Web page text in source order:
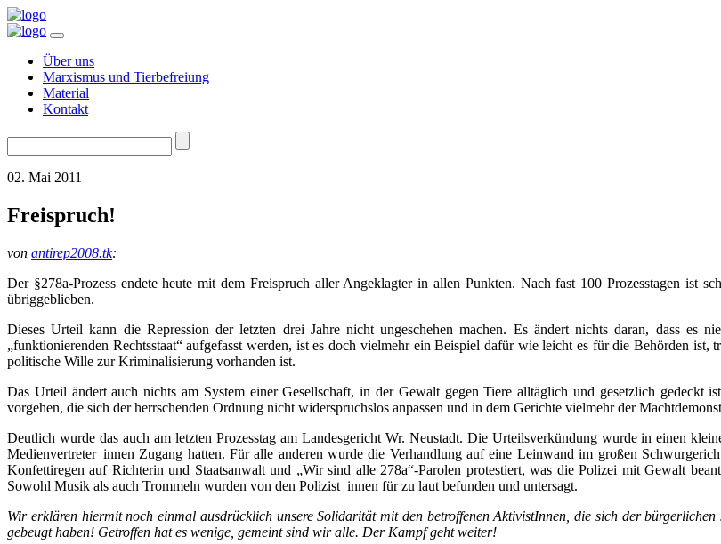
Über uns
Marxismus und Tierbefreiung
Material
Kontakt
Suchen
nach:
02. Mai 2011
Freispruch!
von antirep2008.tk:
Der §278a-Prozess endete heute mit dem Freispruch aller Angeklagter in allen Punkten. Nach fast 100 Prozesstagen ist
übriggeblieben.
Dieses Urteil kann die Repression der letzten drei Jahre nicht ungeschehen machen. Es ändert nichts daran, dass
„funktionierenden Rechtsstaat“ aufgefasst werden, ist es doch vielmehr ein Beispiel dafür wie leicht es für die Behörden
politische Wille zur Kriminalisierung vorhanden ist.
Das Urteil ändert auch nichts am System einer Gesellschaft, in der Gewalt gegen Tiere alltäglich und gesetzlich gedeckt
vorgehen, die sich der herrschenden Ordnung nicht widerspruchslos anpassen und in dem Gerichte vielmehr der
Deutlich wurde das auch am letzten Prozesstag am Landesgericht Wr. Neustadt. Die Urteilsverkündung wurde in einen
Medienvertreter_innen Zugang hatten. Für alle anderen wurde die Verhandlung auf eine Leinwand im großen
Konfettiregen auf Richterin und Staatsanwalt und „Wir sind alle 278a“-Parolen protestiert, was die Polizei mit Gewalt
Sowohl Musik als auch Trommeln wurden von den Polizist_innen für zu laut befunden und untersagt.
Wir erklären hiermit noch einmal ausdrücklich unsere Solidarität mit den betroffenen AktivistInnen, die sich der
gebeugt haben! Getroffen hat es wenige, gemeint sind wir alle. Der Kampf geht weiter!